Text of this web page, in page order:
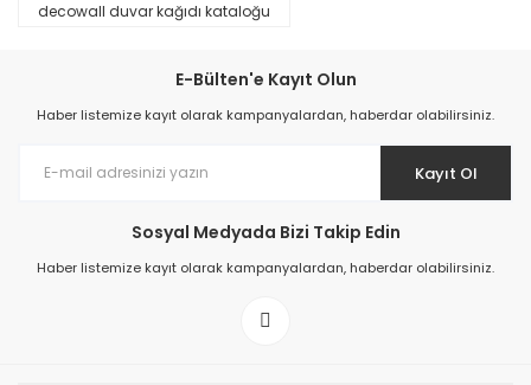
Prime ArtDECO Duvar Kağıdı Tutkalı 500 gr
199,00 TL
decowall duvar kağıdı kataloğu
E-Bülten'e Kayıt Olun
Haber listemize kayıt olarak kampanyalardan, haberdar olabilirsiniz.
Kayıt Ol
Sosyal Medyada Bizi Takip Edin
Haber listemize kayıt olarak kampanyalardan, haberdar olabilirsiniz.